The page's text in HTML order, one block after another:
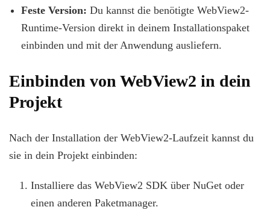
Feste Version: Du kannst die benötigte WebView2-
Runtime-Version direkt in deinem Installationspaket
einbinden und mit der Anwendung ausliefern.
Einbinden von WebView2 in dein
Projekt
Nach der Installation der WebView2-Laufzeit kannst du
sie in dein Projekt einbinden:
Installiere das WebView2 SDK über NuGet oder
einen anderen Paketmanager.